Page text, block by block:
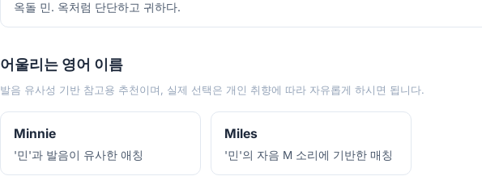
옥돌 민. 옥처럼 단단하고 귀하다.
어울리는 영어 이름
발음 유사성 기반 참고용 추천이며, 실제 선택은 개인 취향에 따라 자유롭게 하시면 됩니다.
Minnie
'민'과 발음이 유사한 애칭
Miles
'민'의 자음 M 소리에 기반한 매칭